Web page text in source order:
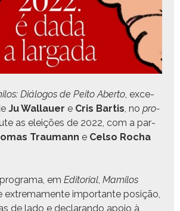
Diál­o­gos de Peito Aber­to, exce­
Ju Wal­lauer e Cris Bar­tis, no pro­
as eleições de 2022, com a par­
Trau­mann e Cel­so Rocha
em Edi­to­r­i­al, Mami­los
extrema­mente impor­tante posição,
de lado e declaran­do apoio à